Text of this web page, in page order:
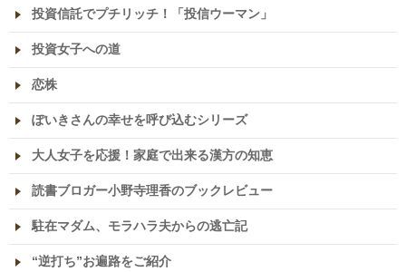
投資信託でプチリッチ！「投信ウーマン」
投資女子への道
恋株
ぽいきさんの幸せを呼び込むシリーズ
大人女子を応援！家庭で出来る漢方の知恵
読書ブロガー小野寺理香のブックレビュー
駐在マダム、モラハラ夫からの逃亡記
“逆打ち”お遍路をご紹介